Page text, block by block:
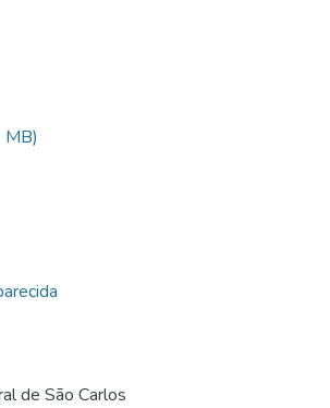
MB)
de São Carlos